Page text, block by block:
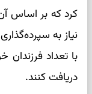
کرد که بر اساس
نیاز به
دریافت کنند.